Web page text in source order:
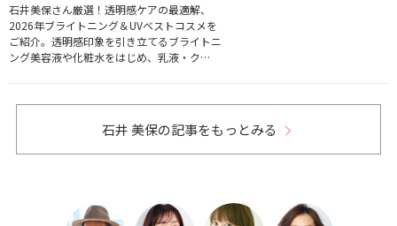
石井美保さん厳選！透明感ケアの最適解、
2026年ブライトニング＆UVベストコスメを
ご紹介。透明感印象を引き立てるブライトニ
ング美容液や化粧水をはじめ、乳液・ク…
石井 美保の記事をもっとみる